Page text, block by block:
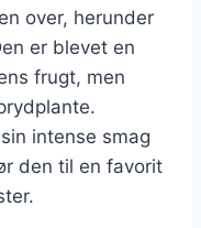
over, herunder
er blevet en
frugt, men
intense smag
den til en favorit